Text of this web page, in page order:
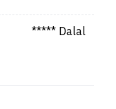
Dalal *****